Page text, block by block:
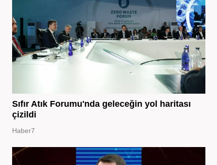
Sıfır Atık Forumu'nda geleceğin yol haritası
çizildi
Haber7